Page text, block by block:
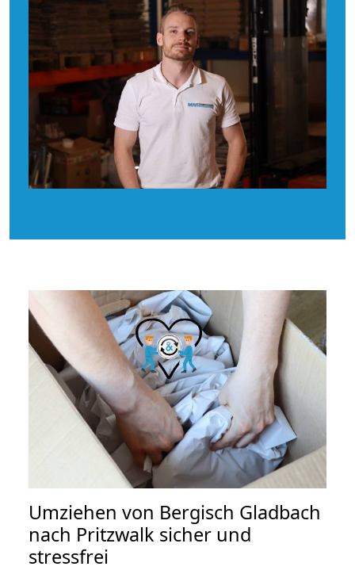
Umziehen von Bergisch Gladbach
nach Pritzwalk sicher und
stressfrei